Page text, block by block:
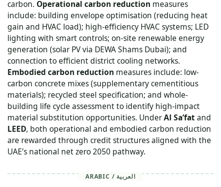
carbon. Operational carbon reduction measures
include: building envelope optimisation (reducing heat
gain and HVAC load); high-efficiency HVAC systems; LED
lighting with smart controls; on-site renewable energy
generation (solar PV via DEWA Shams Dubai); and
connection to efficient district cooling networks.
Embodied carbon reduction measures include: low-
carbon concrete mixes (supplementary cementitious
materials); recycled steel specification; and whole-
building life cycle assessment to identify high-impact
material substitution opportunities. UnderAl Sa’fatand
LEED, both operational and embodied carbon reduction
are rewarded through credit structures aligned with the
UAE’s national net zero 2050 pathway.
ARABIC / العربية